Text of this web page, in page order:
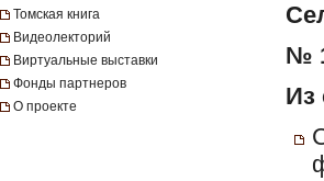
Томская книга
Видеолекторий
Виртуальные выставки
Фонды партнеров
О проекте
№
Из